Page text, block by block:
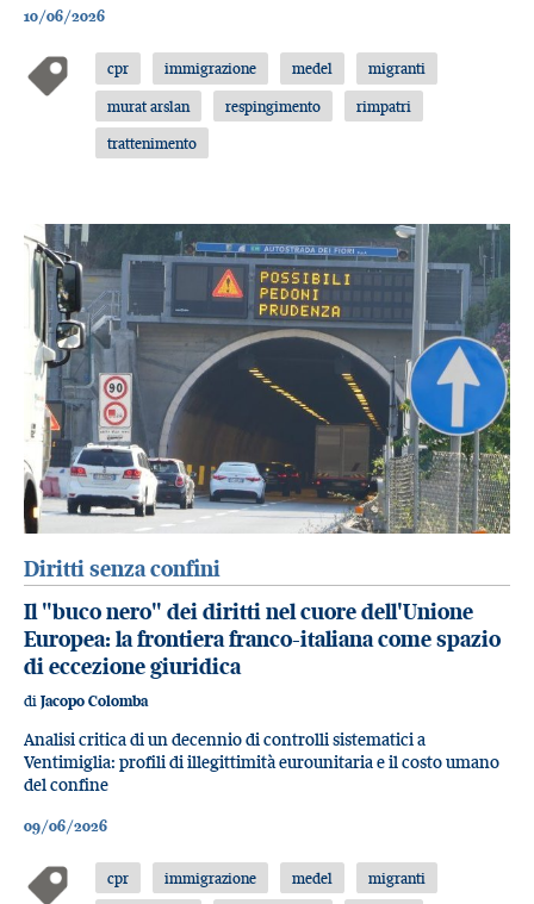
10/06/2026
cpr immigrazione medel
migranti
murat arslan
respingimento
rimpatri
trattenimento
Diritti senza confini
Il "buco nero" dei diritti nel cuore dell'Unione
Europea: la frontiera franco-italiana come spazio
di eccezione giuridica
di Jacopo Colomba
Analisi critica di un decennio di controlli sistematici a
Ventimiglia: profili di illegittimità eurounitaria e il costo umano
del confine
09/06/2026
cpr immigrazione medel
migranti